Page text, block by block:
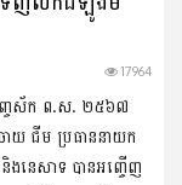
17964
បញ្ចស័ក ព.ស. ២៥៦៧
យ ជីម ប្រធាននាយក
និងនេសាទ បានអញ្ចើញ